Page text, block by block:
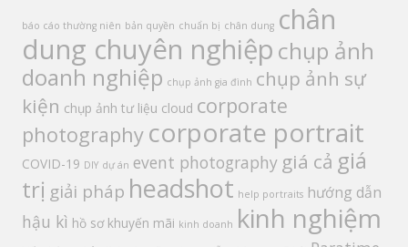
báo cáo thường niên bản quyền chuẩn bị chân dung chân
dung chuyên nghiệp chụp ảnh
doanh nghiệp chụp ảnh gia đình chụp ảnh sự
kiện chụp ảnh tư liệu cloud corporate
photography corporate portrait
COVID-19 DIY dự án event photography giá cả giá
trị giải pháp headshot help portraits hướng dẫn
hậu kì hồ sơ khuyến mãi kinh doanh kinh nghiệm